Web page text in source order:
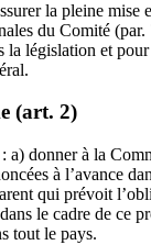
la pleine
du Comité
la législation et
(art. 2)
donner à la
à l’avance
qui prévoit
le cadre de ce
tout le pays.